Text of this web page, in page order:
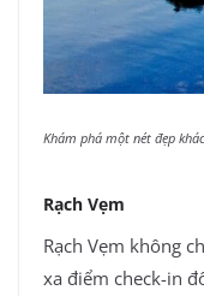
Khám phá một nét đẹp
Rạch Vẹm
Rạch Vẹm không
xa điểm check-in